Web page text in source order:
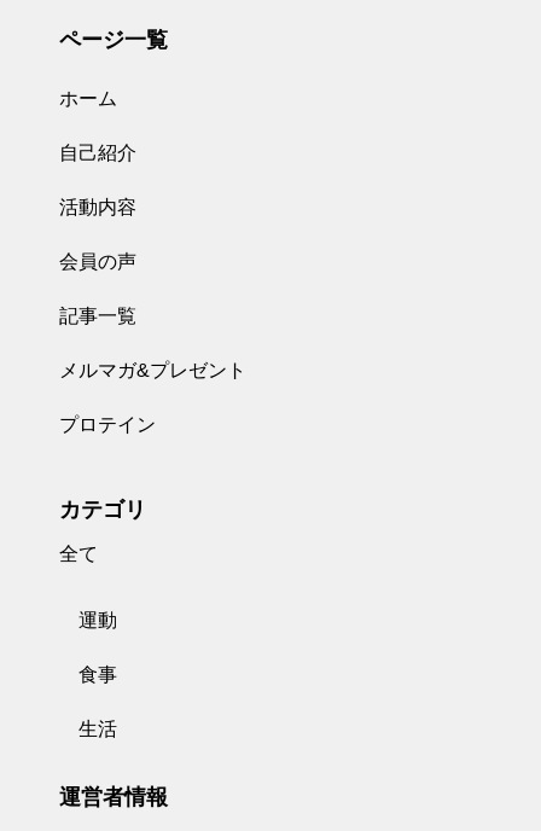
ページ一覧
ホーム
自己紹介
活動内容
会員の声
記事一覧
メルマガ&プレゼント
プロテイン
カテゴリ
全て
運動
食事
生活
運営者情報